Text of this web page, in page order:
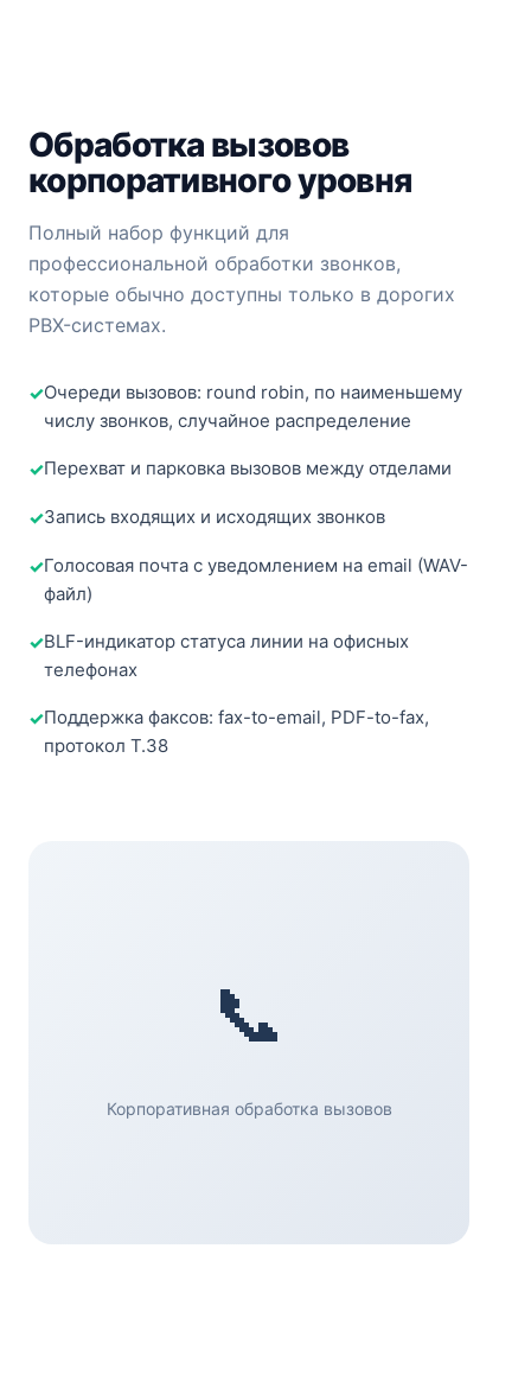
Обработка вызовов
корпоративного уровня
Полный набор функций для
профессиональной обработки звонков,
которые обычно доступны только в дорогих
PBX-системах.
Очереди вызовов: round robin, по наименьшему
числу звонков, случайное распределение
Перехват и парковка вызовов между отделами
Запись входящих и исходящих звонков
Голосовая почта с уведомлением на email (WAV-
файл)
BLF-индикатор статуса линии на офисных
телефонах
Поддержка факсов: fax-to-email, PDF-to-fax,
протокол T.38
📞
Корпоративная обработка вызовов